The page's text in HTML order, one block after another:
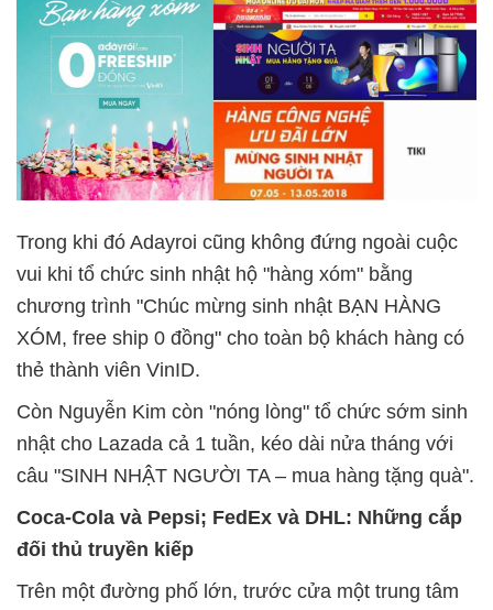
Trong khi đó Adayroi cũng không đứng ngoài cuộc
vui khi tổ chức sinh nhật hộ "hàng xóm" bằng
chương trình "Chúc mừng sinh nhật BẠN HÀNG
XÓM, free ship 0 đồng" cho toàn bộ khách hàng có
thẻ thành viên VinID.
Còn Nguyễn Kim còn "nóng lòng" tổ chức sớm sinh
nhật cho Lazada cả 1 tuần, kéo dài nửa tháng với
câu "SINH NHẬT NGƯỜI TA – mua hàng tặng quà".
Coca-Cola và Pepsi; FedEx và DHL: Những cắp
đối thủ truyền kiếp
Trên một đường phố lớn, trước cửa một trung tâm